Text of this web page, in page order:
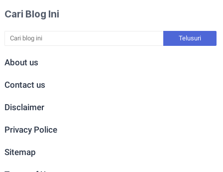
Cari Blog Ini
About us
Contact us
Disclaimer
Privacy Police
Sitemap